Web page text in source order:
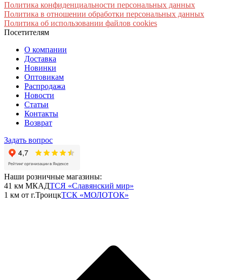
Политика конфиденциальности персональных данных
Политика в отношении обработки персональных данных
Политика об использовании файлов cookies
Посетителям
О компании
Доставка
Новинки
Оптовикам
Распродажа
Новости
Статьи
Контакты
Возврат
Задать вопрос
Наши розничные магазины:
41 км МКАДТСЯ «Славянский мир»
1 км от г.ТроицкТСК «МОЛОТОК»